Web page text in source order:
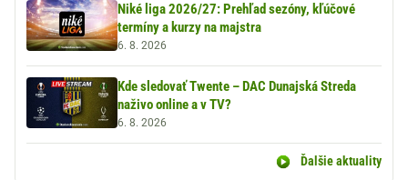
Niké liga 2026/27: Prehľad sezóny, kľúčové
termíny a kurzy na majstra
6. 8. 2026
Kde sledovať Twente – DAC Dunajská Streda
naživo online a v TV?
6. 8. 2026
Ďalšie aktuality